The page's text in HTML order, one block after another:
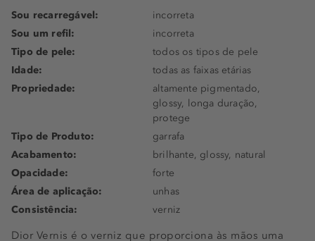
999 - Rouge
Dior Vernis é o verniz que proporciona às mãos uma
Sou recarregável:
incorreta
Sou um refil:
incorreta
Tipo de pele:
todos os tipos de pele
Idade:
todas as faixas etárias
Propriedade:
altamente pigmentado,
glossy, longa duração,
protege
Tipo de Produto:
garrafa
Acabamento:
brilhante, glossy, natural
Opacidade:
forte
Área de aplicação:
unhas
Consistência:
verniz